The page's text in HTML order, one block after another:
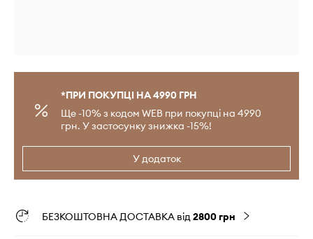
*ПРИ ПОКУПЦІ НА 4990 ГРН
Ще -10% з кодом WEB при покупці на 4990
грн. У застосунку знижка -15%!
У додаток
БЕЗКОШТОВНА ДОСТАВКА від2800 грн